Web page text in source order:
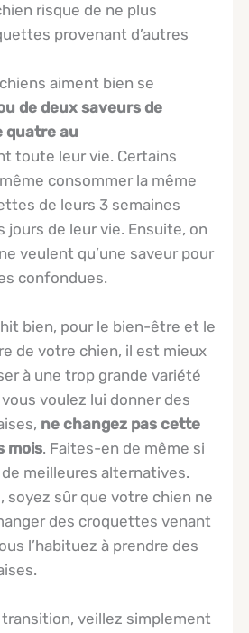
risque de ne plus
provenant d’autres
aiment bien se
de deux saveurs de
quatre au
toute leur vie. Certains
consommer la même
de leurs 3 semaines
jours de leur vie. Ensuite, on
veulent qu’une saveur pour
confondues.
bien, pour le bien-être et le
de votre chien, il est mieux
à une trop grande variété
voulez lui donner des
ne changez pas cette
mois. Faites-en de même si
meilleures alternatives.
soyez sûr que votre chien ne
des croquettes venant
l’habituez à prendre des
veillez simplement